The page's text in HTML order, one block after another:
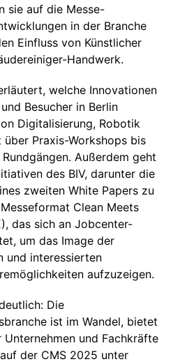
sie auf die Messe-
in der Branche
Einfluss von Künstlicher
Handwerk.
welche Innovationen
Besucher in Berlin
Digitalisierung, Robotik
Praxis-Workshops bis
Außerdem geht
des BIV, darunter die
zweiten White Papers zu
Clean Meets
das sich an Jobcenter-
um das Image der
und interessierten
aufzuzeigen.
Die
ist im Wandel, bietet
und Fachkräfte
der CMS 2025 unter